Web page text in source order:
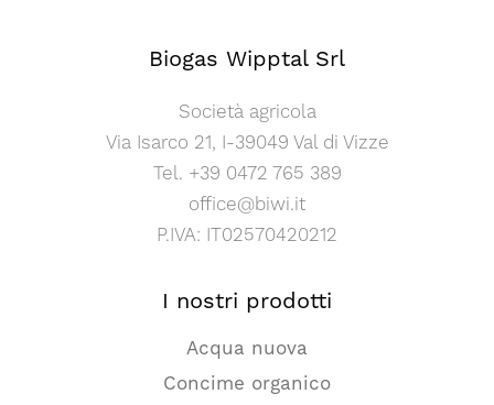
Biogas Wipptal Srl
Società agricola
Via Isarco 21, I-39049 Val di Vizze
Tel. +39 0472 765 389
office@biwi.it
P.IVA: IT02570420212
I nostri prodotti
Acqua nuova
Concime organico